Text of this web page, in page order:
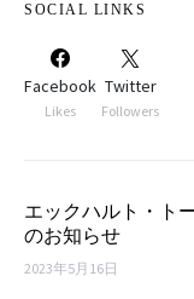
SOCIAL LINKS
Facebook
Likes
Twitter
Followers
エックハルト・ト
のお知らせ
2023年5月16日